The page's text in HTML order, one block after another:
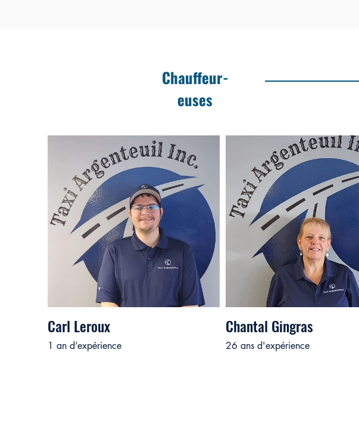
Chauffeur-
euses
Carl Leroux
1 an d’expérience
Chantal Gingras
26 ans d'expérience